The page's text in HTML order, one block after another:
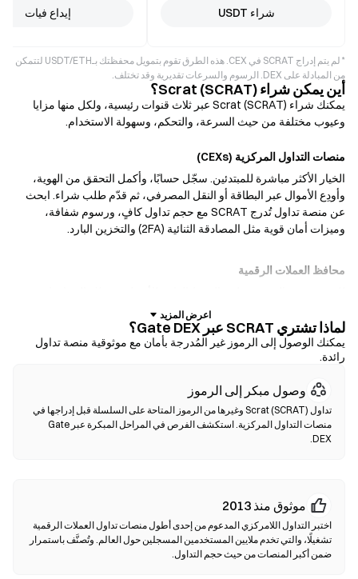
شراء USDT إيداع فيات
* لم يتم إدراج SCRAT في CEX. هذه الطرق تقوم بتمويل محفظتك بـUSDT/ETH لتتمكن
من المبادلة على DEX. الرسوم والسرعات تقديرية وقد تختلف.
أين يمكن شراء Scrat (SCRAT)؟
يمكنك شراء Scrat (SCRAT) عبر ثلاث قنوات رئيسية، ولكل منها مزايا
وعيوب مختلفة من حيث السرعة، والتحكم، وسهولة الاستخدام.
منصات التداول المركزية (CEXs)
الخيار الأكثر مباشرة للمبتدئين. سجّل حسابًا، وأكمل التحقق من الهوية،
وأودِع الأموال عبر البطاقة أو النقل المصرفي، ثم قدّم طلب شراء. ابحث
عن منصة تداول تُدرج SCRAT مع حجم تداول كافٍ، ورسوم شفافة،
وميزات أمان قوية مثل المصادقة الثنائية (2FA) والتخزين البارد.
محافظ العملات الرقمية
الوصائية الاحتفاظ بمفاتيحك الخاصة وإجراء مبادلة الرموز مباشرة داخل
واجهة المحفظة. كما تدعم بعض المحافظ الإيداع بالعملات الورقية، مما يتيح
لك شراء SCRAT باستخدام بطاقة ائتمان دون الحاجة إلى المرور عبر
منصة تداول أولًا. احرص دائمًا على نسخ عبارة الأولية احتياطيًا والتحقق من
منصات التداول اللامركزية (DEXs)
هناك رسوم غاز مطبقة، وقد تختلف الأسعار عن الأسواق المركزية بسبب
عمق السيولة. تحدث أغلب أنشطة DEX على سلاسل متوافقة مع EVM
مثل Ethereum ،BNB Chain وPolygon.
لماذا تشتري SCRAT عبر Gate DEX؟
يمكنك الوصول إلى الرموز غير المُدرجة بأمان مع موثوقية منصة تداول
رائدة.
وصول مبكر إلى الرموز
تداول Scrat (SCRAT) وغيرها من الرموز المتاحة على السلسلة قبل إدراجها في
منصات التداول المركزية. استكشف الفرص في المراحل المبكرة عبر Gate
DEX.
موثوق منذ 2013
اختبر التداول اللامركزي المدعوم من إحدى أطول منصات تداول العملات الرقمية
تشغيلًا، والتي تخدم ملايين المستخدمين المسجلين حول العالم. وتُصنَّف باستمرار
ضمن أكبر المنصات من حيث حجم التداول.